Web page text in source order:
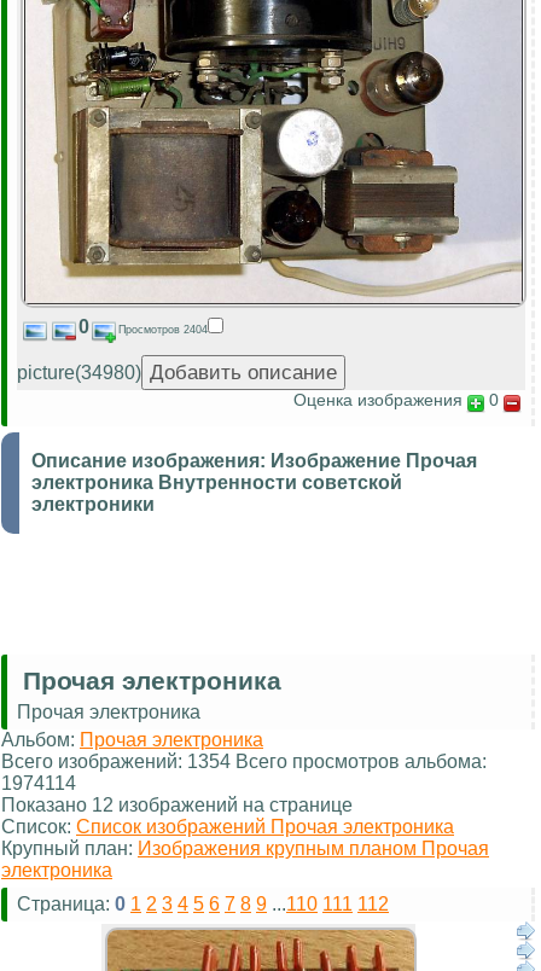
0 Просмотров 2404
picture(34980)
Оценка изображения 0
Описание изображения: Изображение Прочая
электроника Внутренности советской
электроники
Прочая электроника
Прочая электроника
Альбом: Прочая электроника
Всего изображений: 1354 Всего просмотров альбома:
1974114
Показано 12 изображений на странице
Список: Список изображений Прочая электроника
Крупный план: Изображения крупным планом Прочая
электроника
Страница: 0 1 2 3 4 5 6 7 8 9 ...110 111 112